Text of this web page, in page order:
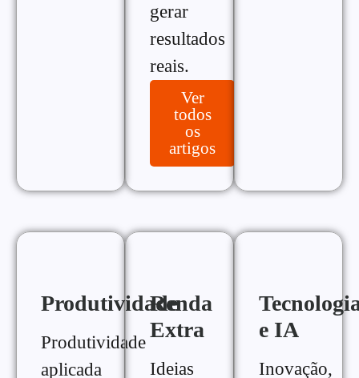
gerar
resultados
reais.
Ver
todos
os
artigos
Produtividade
Produtividade
aplicada
Renda
Extra
Ideias
e IA
Inovação,